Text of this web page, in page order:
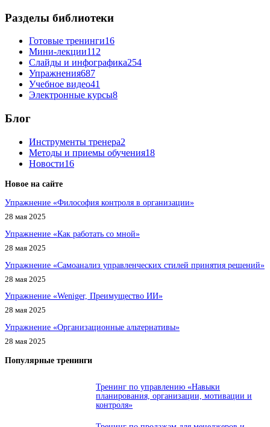
Разделы библиотеки
Готовые тренинги16
Мини-лекции112
Слайды и инфографика254
Упражнения687
Учебное видео41
Электронные курсы8
Блог
Инструменты тренера2
Методы и приемы обучения18
Новости16
Новое на сайте
Упражнение «Философия контроля в организации»
28 мая 2025
Упражнение «Как работать со мной»
28 мая 2025
Упражнение «Самоанализ управленческих стилей принятия решений»
28 мая 2025
Упражнение «Weniger, Преимущество ИИ»
28 мая 2025
Упражнение «Организационные альтернативы»
28 мая 2025
Популярные тренинги
Тренинг по управлению «Навыки
планирования, организации, мотивации и
контроля»